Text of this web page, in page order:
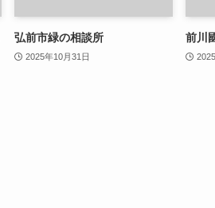
弘前市緑の相談所
2025年10月31日
前川